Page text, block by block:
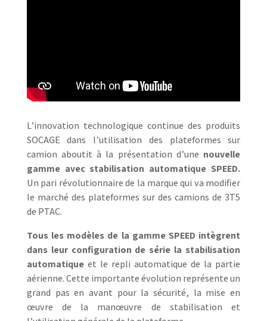
L’innovation technologique continue des produits
SOCAGE dans l’utilisation des plateformes sur
camion aboutit à la présentation d’une nouvelle
gamme avec stabilisation automatique SPEED.
Un pari révolutionnaire de la marque qui va modifier
le marché des plateformes sur des camions de 3T5
de PTAC.
Tous les modèles de la gamme SPEED intègrent
dans leur configuration de série la stabilisation
automatiqueet le repli automatique de la partie
aérienne. Cette importante évolution représente un
grand pas en avant pour la sécurité, la mise en
œuvre de la manœuvre de stabilisation et